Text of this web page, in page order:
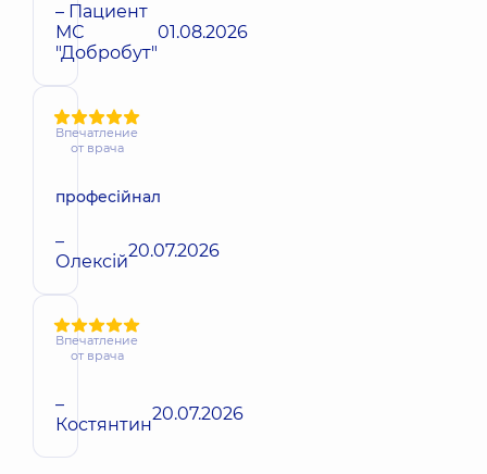
– Пациент
МС
"Добробут"
01.08.2026
Впечатление
от врача
професійнал
–
Олексій20.07.2026
Впечатление
от врача
–
Костянтин20.07.2026